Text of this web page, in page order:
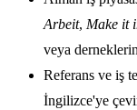
Arbeit, Make it
veya
Referans ve iş
İngilizce'ye